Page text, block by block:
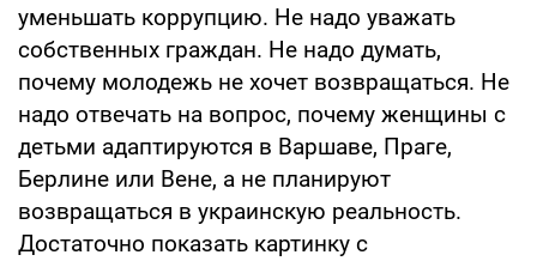
уменьшать коррупцию. Не надо уважать
собственных граждан. Не надо думать,
почему молодежь не хочет возвращаться. Не
надо отвечать на вопрос, почему женщины с
детьми адаптируются в Варшаве, Праге,
Берлине или Вене, а не планируют
возвращаться в украинскую реальность.
Достаточно показать картинку с